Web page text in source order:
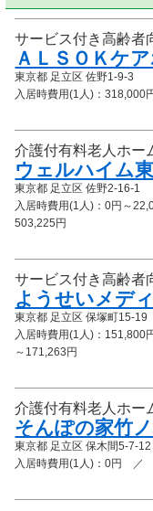
サービス付き高
ＡＬＳＯＫケ
東京都 足立区 佐野1-9-3
入居時費用(1人)：
介護付有料老人
ウェルハイム
東京都 足立区 佐野2-16-
入居時費用(1人)：0円～
503,225円
サービス付き高
ようせいメデ
東京都 足立区 保塚町15-
入居時費用(1人)：
～171,263円
介護付有料老人
そんぽの家竹
東京都 足立区 保木間5-
入居時費用(1人)：0円 ／